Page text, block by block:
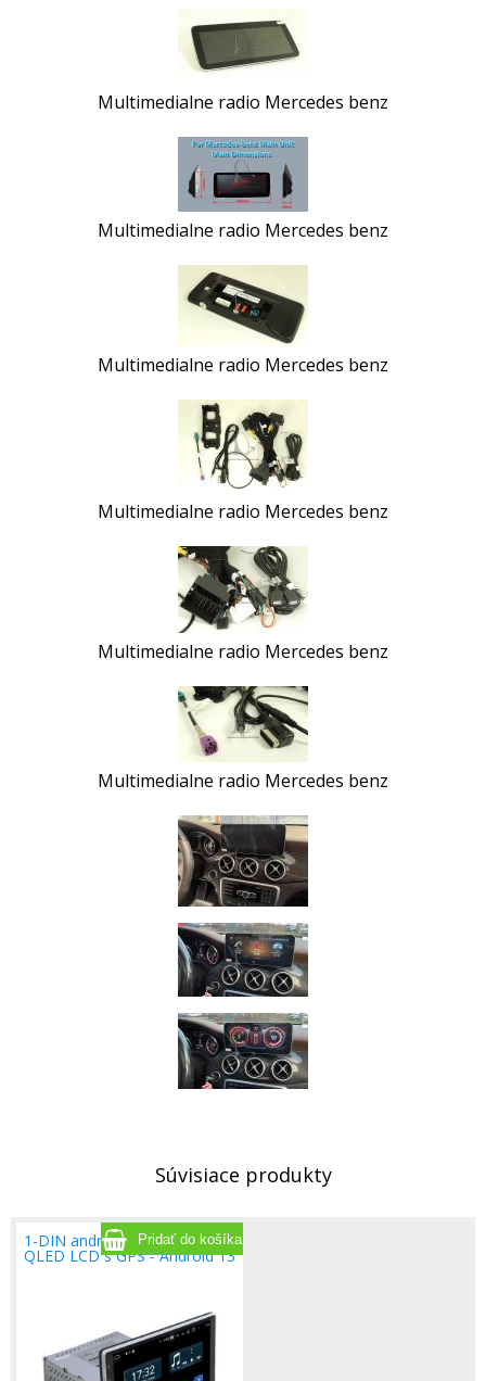
Multimedialne radio Mercedes benz
Multimedialne radio Mercedes benz
Multimedialne radio Mercedes benz
Multimedialne radio Mercedes benz
Multimedialne radio Mercedes benz
Multimedialne radio Mercedes benz
Súvisiace produkty
1-DIN android autoradio s 10"
QLED LCD s GPS - Android 13